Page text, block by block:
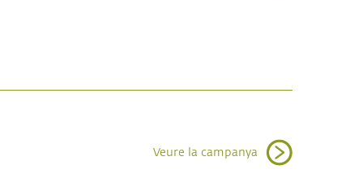
Veure la campanya